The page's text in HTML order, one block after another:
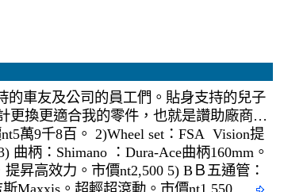
的車友及公司的員工們。貼身支持的兒子
更換更適合我的零件，也就是讚助廠商…
萬9千8百。 2)Wheel set：FSA Vision提
柄：Shimano ：Dura-Ace曲柄160mm。
昇高效力。市價nt2,500 5) BＢ五通管：
Maxxis。超輕超滾動。市價nt1,550 …